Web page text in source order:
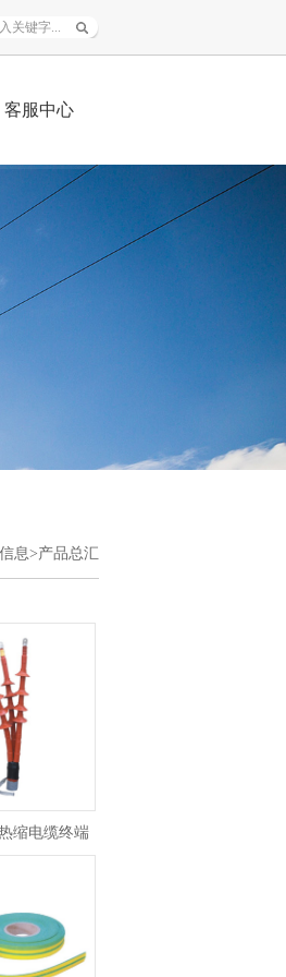
客服中心
资料下载
在线服务
息>产品总汇
缩电缆终端头